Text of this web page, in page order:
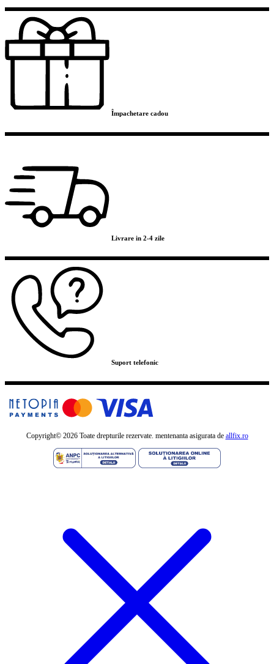
Împachetare cadou
Livrare in 2-4 zile
Suport telefonic
Copyright© 2026 Toate drepturile rezervate. mentenanta asigurata de allfix.ro